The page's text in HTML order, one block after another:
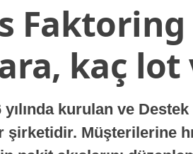
kaç lot
kurulan ve
Müşterilerine